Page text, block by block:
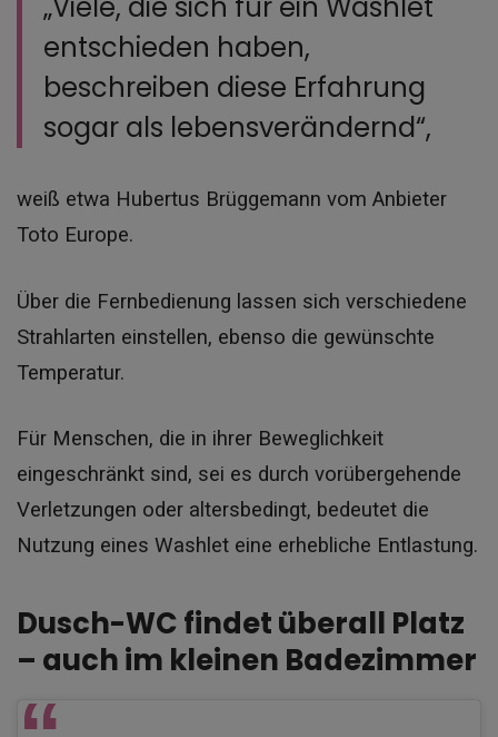
entschieden haben,
beschreiben diese Erfahrung
sogar als lebensverändernd“,
weiß etwa Hubertus Brüggemann vom Anbieter
Toto Europe.
Über die Fernbedienung lassen sich verschiedene
Strahlarten einstellen, ebenso die gewünschte
Temperatur.
Für Menschen, die in ihrer Beweglichkeit
eingeschränkt sind, sei es durch vorübergehende
Verletzungen oder altersbedingt, bedeutet die
Nutzung eines Washlet eine erhebliche Entlastung.
Dusch-WC findet überall Platz
– auch im kleinen Badezimmer